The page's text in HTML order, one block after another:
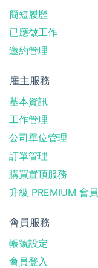
簡短履歷
已應徵工作
邀約管理
雇主服務
基本資訊
工作管理
公司單位管理
訂單管理
購買置頂服務
升級 PREMIUM 會員
會員服務
帳號設定
會員登入